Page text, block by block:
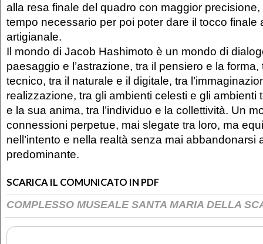
alla resa finale del quadro con maggior
tempo necessario per poi poter dare il tocco finale
artigianale.
Il mondo di Jacob Hashimoto è un mondo di
paesaggio e l’astrazione, tra il pensiero e la forma,
tecnico, tra il naturale e il digitale, tra
realizzazione, tra gli ambienti celesti e gli ambienti
e la sua anima, tra l’individuo e la collettività. Un
connessioni perpetue, mai slegate tra loro, ma
nell’intento e nella realtà senza mai abbandonarsi
predominante.
SCARICA IL COMUNICATO IN PDF
COMPLESSO MUSEALE SANTA MARIA DELLA